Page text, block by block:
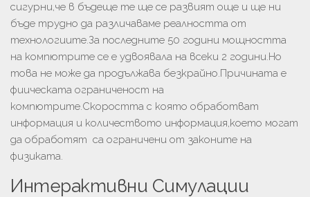
сигурни,че в бъдеще те ще се развият още и ще ни
бъде трудно да различаваме реалността от
технологиите.За последните 50 години мощността
на компютрите се е удвоявала на всеки 2 години.Но
това не може да продължава безкрайно.Причината е
фиическата ограниченост на
компютрите.Скоростта с която обработват
информация и количеството информация,което могат
да обработят са ограничени от законите на
физиката.
Интерактивни Симулации